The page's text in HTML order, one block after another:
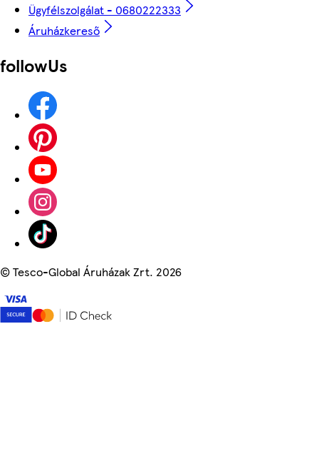
Ügyfélszolgálat - 0680222333
Áruházkereső
followUs
©Tesco-Global Áruházak Zrt. 2026